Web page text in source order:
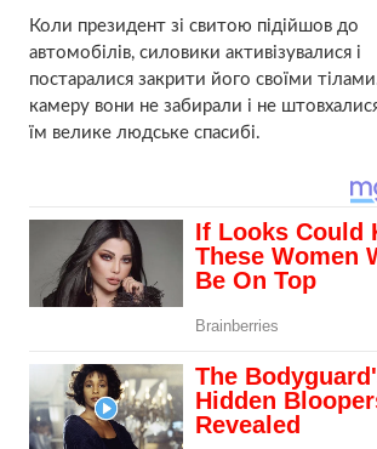
Коли президент зі свитою підійшов до
автомобілів, силовики активізувалися і
постаралися закрити його своїми
камеру вони не забирали і не
їм велике людське спасибі.